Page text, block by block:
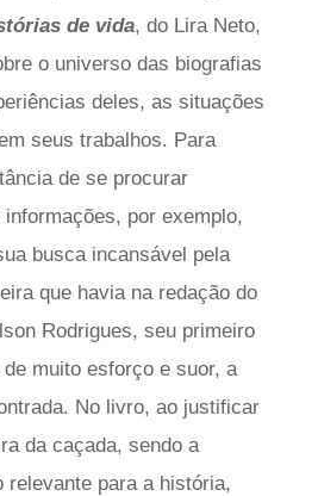
de vida, do Lira Neto,
o universo das biografias
deles, as situações
seus trabalhos. Para
de se procurar
por exemplo,
busca incansável pela
que havia na redação do
Rodrigues, seu primeiro
muito esforço e suor, a
No livro, ao justificar
da caçada, sendo a
relevante para a história,